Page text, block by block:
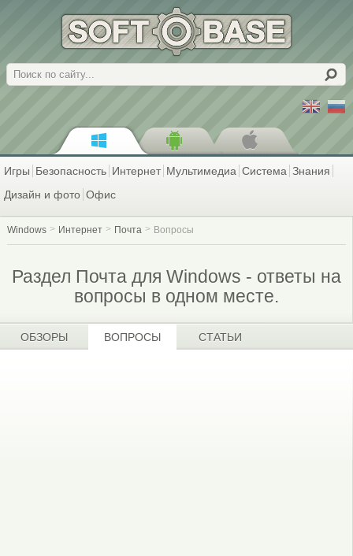
Поиск
Игры Безопасность Интернет Мультимедиа Система Знания
Дизайн и фото Офис
Windows Интернет Почта Вопросы
Раздел Почта для Windows - ответы на
вопросы в одном месте.
ОБЗОРЫ ВОПРОСЫ СТАТЬИ